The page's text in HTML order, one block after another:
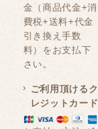
金（商品代金+消
費税+送料+代金
引き換え手数
料）をお支払下
さい。
ご利用頂けるク
レジットカード